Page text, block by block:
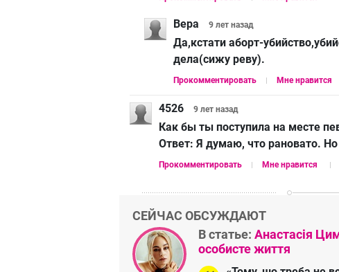
Вера 9 лет назад
Да,кстати аборт-
дела(сижу реву).
Прокомментировать Мне нравится
4526 9 лет назад
Как бы ты поступила на месте
Ответ: Я думаю, что рановато.
Прокомментировать Мне нравится
СЕЙЧАС ОБСУЖДАЮТ
В статье: Анастасія
особисте життя